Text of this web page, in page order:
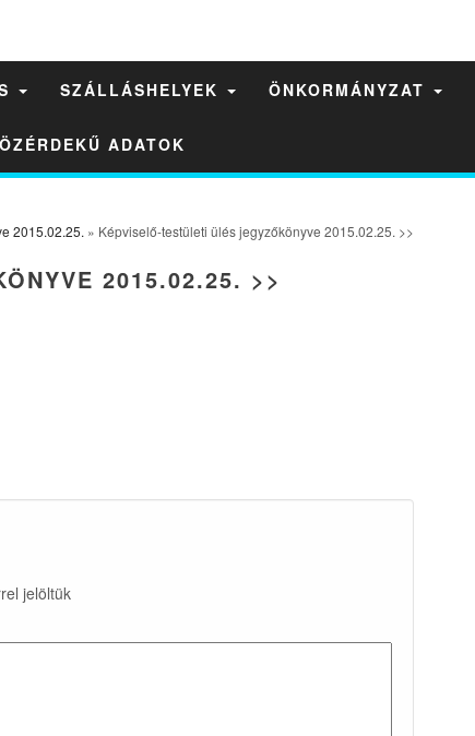
SZÁLLÁSHELYEK ÖNKORMÁNYZAT
ADATOK
2015.02.25. » Képviselő-testületi ülés jegyzőkönyve 2015.02.25. >>
2015.02.25. >>
jelöltük